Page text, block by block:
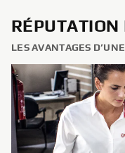
LES AVANTAGES